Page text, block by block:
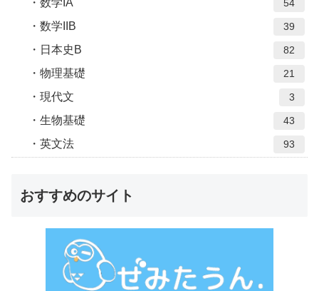
数学IA 54
数学IIB 39
日本史B 82
物理基礎 21
現代文 3
生物基礎 43
英文法 93
おすすめのサイト